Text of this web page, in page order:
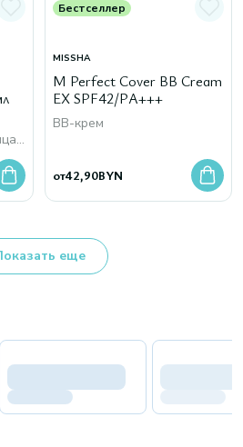
Бестселлер
MISSHA
M Perfect Cover BB Cream
EX SPF42/PA+++
BB-крем
от42,90BYN
еще